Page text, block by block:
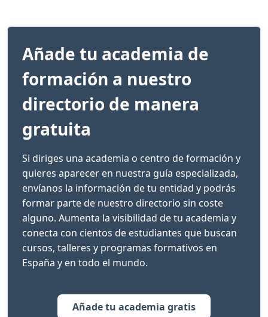
Añade tu academia de
formación a nuestro
directorio de manera
gratuita
Si diriges una academia o centro de formación y
quieres aparecer en nuestra guía especializada,
envíanos la información de tu entidad y podrás
formar parte de nuestro directorio sin coste
alguno. Aumenta la visibilidad de tu academia y
conecta con cientos de estudiantes que buscan
cursos, talleres y programas formativos en
España y en todo el mundo.
Añade tu academia gratis